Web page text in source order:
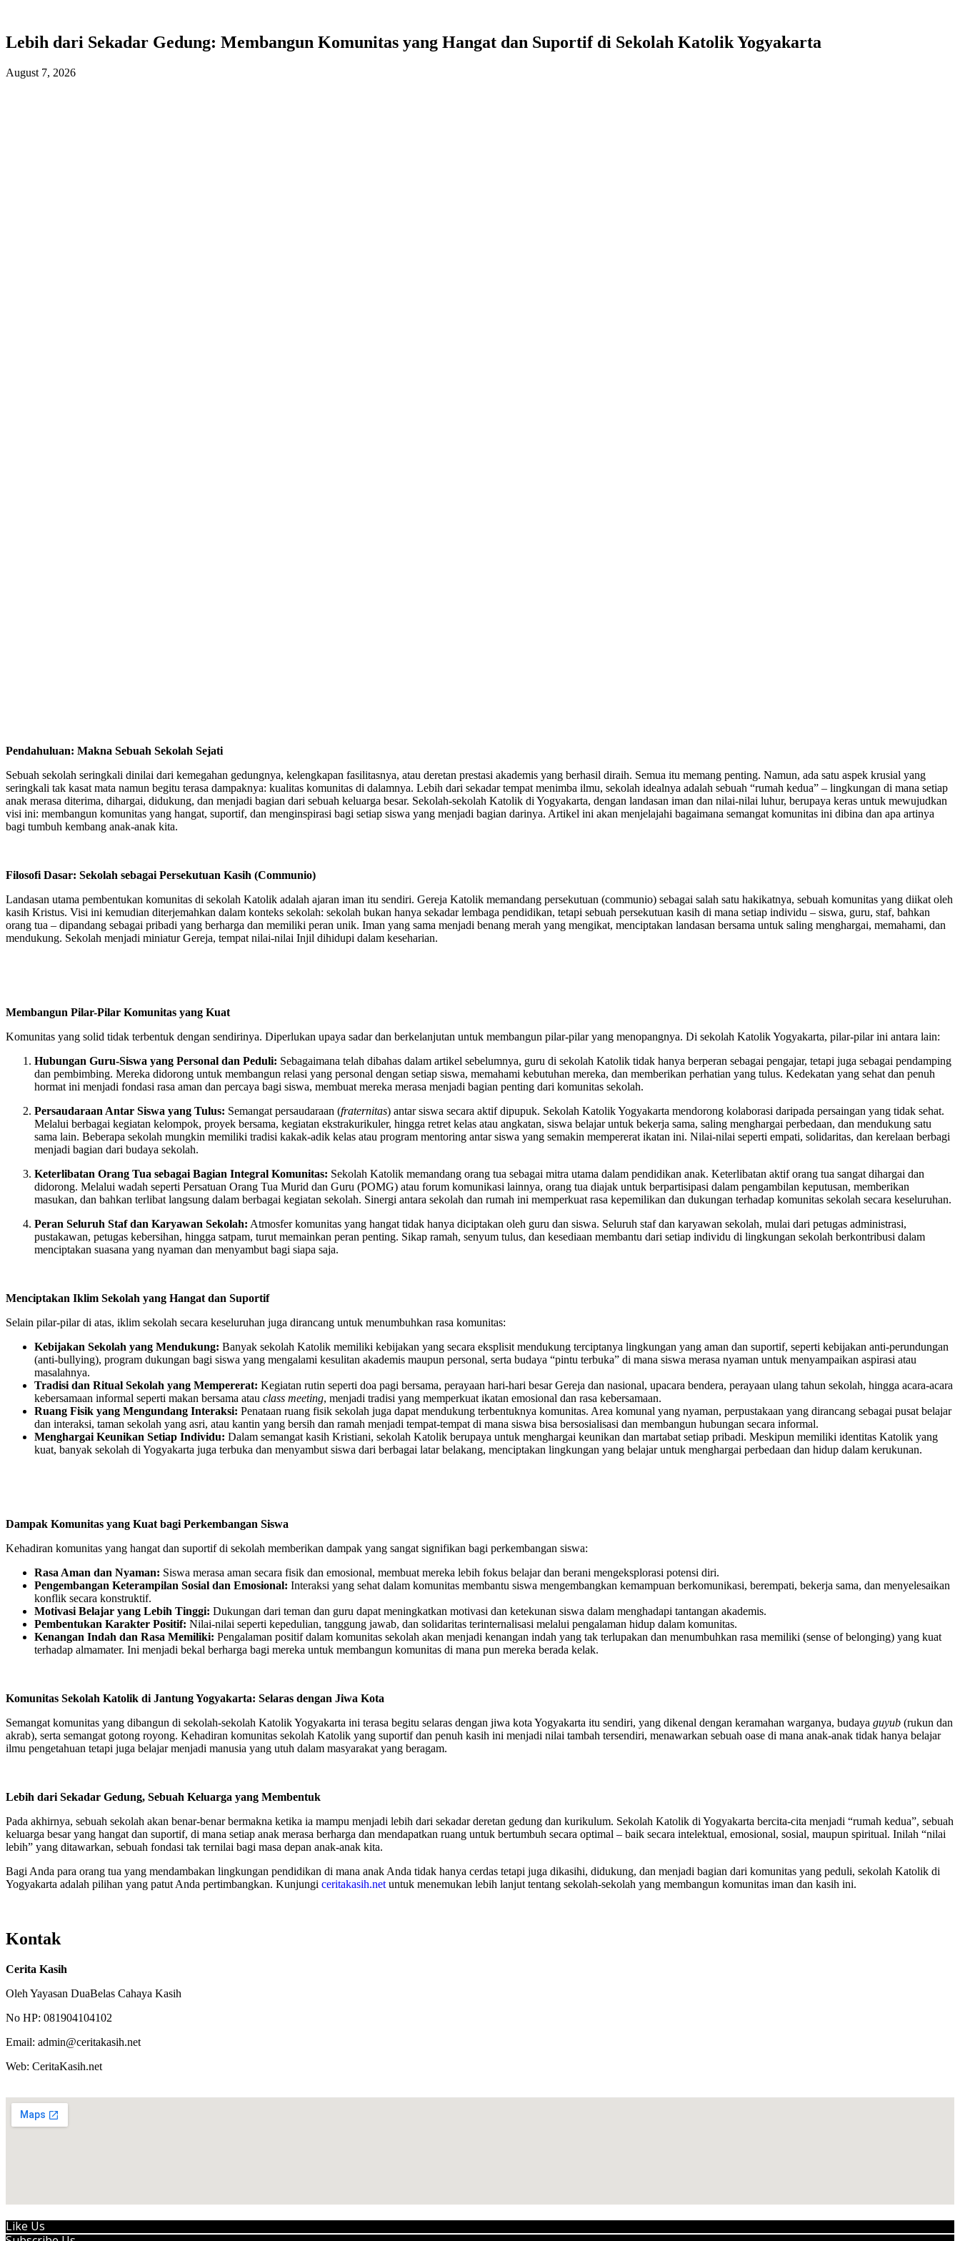
Lebih dari Sekadar Gedung: Membangun Komunitas yang Hangat dan Suportifdi Sekolah Katolik Yogyakarta
August 7, 2026
Pendahuluan: Makna Sebuah Sekolah Sejati
Sebuah sekolah seringkali dinilai dari kemegahan gedungnya, kelengkapan fasilitasnya, atau deretan prestasi akademis yang berhasil diraih. Semua itu memang penting. Namun, ada satu aspek krusial yang
seringkali tak kasat mata namun begitu terasa dampaknya: kualitas komunitas di dalamnya. Lebih dari sekadar tempat menimba ilmu, sekolah idealnya adalah sebuah “rumah kedua” – lingkungan di mana setiap
anak merasa diterima, dihargai, didukung, dan menjadi bagian dari sebuah keluarga besar. Sekolah-sekolah Katolik di Yogyakarta, dengan landasan iman dan nilai-nilai luhur, berupaya keras untuk mewujudkan
visi ini: membangun komunitas yang hangat, suportif, dan menginspirasi bagi setiap siswa yang menjadi bagian darinya. Artikel ini akan menjelajahi bagaimana semangat komunitas ini dibina dan apa artinya
bagi tumbuh kembang anak-anak kita.
Filosofi Dasar: Sekolah sebagai Persekutuan Kasih (Communio)
Landasan utama pembentukan komunitas di sekolah Katolik adalah ajaran iman itu sendiri. Gereja Katolik memandang persekutuan (communio) sebagai salah satu hakikatnya, sebuah komunitas yang diikat oleh
kasih Kristus. Visi ini kemudian diterjemahkan dalam konteks sekolah: sekolah bukan hanya sekadar lembaga pendidikan, tetapi sebuah persekutuan kasih di mana setiap individu – siswa, guru, staf, bahkan
orang tua – dipandang sebagai pribadi yang berharga dan memiliki peran unik. Iman yang sama menjadi benang merah yang mengikat, menciptakan landasan bersama untuk saling menghargai, memahami, dan
mendukung. Sekolah menjadi miniatur Gereja, tempat nilai-nilai Injil dihidupi dalam keseharian.
Membangun Pilar-Pilar Komunitas yang Kuat
Komunitas yang solid tidak terbentuk dengan sendirinya. Diperlukan upaya sadar dan berkelanjutan untuk membangun pilar-pilar yang menopangnya. Di sekolah Katolik Yogyakarta, pilar-pilar ini antara lain:
Hubungan Guru-Siswa yang Personal dan Peduli: Sebagaimana telah dibahas dalam artikel sebelumnya, guru di sekolah Katolik tidak hanya berperan sebagai pengajar, tetapi juga sebagai pendamping
dan pembimbing. Mereka didorong untuk membangun relasi yang personal dengan setiap siswa, memahami kebutuhan mereka, dan memberikan perhatian yang tulus. Kedekatan yang sehat dan penuh
hormat ini menjadi fondasi rasa aman dan percaya bagi siswa, membuat mereka merasa menjadi bagian penting dari komunitas sekolah.
Persaudaraan Antar Siswa yang Tulus: Semangat persaudaraan (fraternitas) antar siswa secara aktif dipupuk. Sekolah Katolik Yogyakarta mendorong kolaborasi daripada persaingan yang tidak sehat.
Melalui berbagai kegiatan kelompok, proyek bersama, kegiatan ekstrakurikuler, hingga retret kelas atau angkatan, siswa belajar untuk bekerja sama, saling menghargai perbedaan, dan mendukung satu
sama lain. Beberapa sekolah mungkin memiliki tradisi kakak-adik kelas atau program mentoring antar siswa yang semakin mempererat ikatan ini. Nilai-nilai seperti empati, solidaritas, dan kerelaan berbagi
menjadi bagian dari budaya sekolah.
Keterlibatan Orang Tua sebagai Bagian Integral Komunitas: Sekolah Katolik memandang orang tua sebagai mitra utama dalam pendidikan anak. Keterlibatan aktif orang tua sangat dihargai dan
didorong. Melalui wadah seperti Persatuan Orang Tua Murid dan Guru (POMG) atau forum komunikasi lainnya, orang tua diajak untuk berpartisipasi dalam pengambilan keputusan, memberikan
masukan, dan bahkan terlibat langsung dalam berbagai kegiatan sekolah. Sinergi antara sekolah dan rumah ini memperkuat rasa kepemilikan dan dukungan terhadap komunitas sekolah secara keseluruhan.
Peran Seluruh Staf dan Karyawan Sekolah: Atmosfer komunitas yang hangat tidak hanya diciptakan oleh guru dan siswa. Seluruh staf dan karyawan sekolah, mulai dari petugas administrasi,
pustakawan, petugas kebersihan, hingga satpam, turut memainkan peran penting. Sikap ramah, senyum tulus, dan kesediaan membantu dari setiap individu di lingkungan sekolah berkontribusi dalam
menciptakan suasana yang nyaman dan menyambut bagi siapa saja.
Menciptakan Iklim Sekolah yang Hangat dan Suportif
Selain pilar-pilar di atas, iklim sekolah secara keseluruhan juga dirancang untuk menumbuhkan rasa komunitas:
Kebijakan Sekolah yang Mendukung: Banyak sekolah Katolik memiliki kebijakan yang secara eksplisit mendukung terciptanya lingkungan yang aman dan suportif, seperti kebijakan anti-perundungan
(anti-bullying), program dukungan bagi siswa yang mengalami kesulitan akademis maupun personal, serta budaya “pintu terbuka” di mana siswa merasa nyaman untuk menyampaikan aspirasi atau
masalahnya.
Tradisi dan Ritual Sekolah yang Mempererat: Kegiatan rutin seperti doa pagi bersama, perayaan hari-hari besar Gereja dan nasional, upacara bendera, perayaan ulang tahun sekolah, hingga acara-acara
kebersamaan informal seperti makan bersama atau class meeting, menjadi tradisi yang memperkuat ikatan emosional dan rasa kebersamaan.
Ruang Fisik yang Mengundang Interaksi: Penataan ruang fisik sekolah juga dapat mendukung terbentuknya komunitas. Area komunal yang nyaman, perpustakaan yang dirancang sebagai pusat belajar
dan interaksi, taman sekolah yang asri, atau kantin yang bersih dan ramah menjadi tempat-tempat di mana siswa bisa bersosialisasi dan membangun hubungan secara informal.
Menghargai Keunikan Setiap Individu: Dalam semangat kasih Kristiani, sekolah Katolik berupaya untuk menghargai keunikan dan martabat setiap pribadi. Meskipun memiliki identitas Katolik yang
kuat, banyak sekolah di Yogyakarta juga terbuka dan menyambut siswa dari berbagai latar belakang, menciptakan lingkungan yang belajar untuk menghargai perbedaan dan hidup dalam kerukunan.
Dampak Komunitas yang Kuat bagi Perkembangan Siswa
Kehadiran komunitas yang hangat dan suportif di sekolah memberikan dampak yang sangat signifikan bagi perkembangan siswa:
Rasa Aman dan Nyaman: Siswa merasa aman secara fisik dan emosional, membuat mereka lebih fokus belajar dan berani mengeksplorasi potensi diri.
Pengembangan Keterampilan Sosial dan Emosional: Interaksi yang sehat dalam komunitas membantu siswa mengembangkan kemampuan berkomunikasi, berempati, bekerja sama, dan menyelesaikan
konflik secara konstruktif.
Motivasi Belajar yang Lebih Tinggi: Dukungan dari teman dan guru dapat meningkatkan motivasi dan ketekunan siswa dalam menghadapi tantangan akademis.
Pembentukan Karakter Positif: Nilai-nilai seperti kepedulian, tanggung jawab, dan solidaritas terinternalisasi melalui pengalaman hidup dalam komunitas.
Kenangan Indah dan Rasa Memiliki: Pengalaman positif dalam komunitas sekolah akan menjadi kenangan indah yang tak terlupakan dan menumbuhkan rasa memiliki (sense of belonging) yang kuat
terhadap almamater. Ini menjadi bekal berharga bagi mereka untuk membangun komunitas di mana pun mereka berada kelak.
Komunitas Sekolah Katolik di Jantung Yogyakarta: Selaras dengan Jiwa Kota
Semangat komunitas yang dibangun di sekolah-sekolah Katolik Yogyakarta ini terasa begitu selaras dengan jiwa kota Yogyakarta itu sendiri, yang dikenal dengan keramahan warganya, budaya guyub (rukun dan
akrab), serta semangat gotong royong. Kehadiran komunitas sekolah Katolik yang suportif dan penuh kasih ini menjadi nilai tambah tersendiri, menawarkan sebuah oase di mana anak-anak tidak hanya belajar
ilmu pengetahuan tetapi juga belajar menjadi manusia yang utuh dalam masyarakat yang beragam.
Lebih dari Sekadar Gedung, Sebuah Keluarga yang Membentuk
Pada akhirnya, sebuah sekolah akan benar-benar bermakna ketika ia mampu menjadi lebih dari sekadar deretan gedung dan kurikulum. Sekolah Katolik di Yogyakarta bercita-cita menjadi “rumah kedua”, sebuah
keluarga besar yang hangat dan suportif, di mana setiap anak merasa berharga dan mendapatkan ruang untuk bertumbuh secara optimal – baik secara intelektual, emosional, sosial, maupun spiritual. Inilah “nilai
lebih” yang ditawarkan, sebuah fondasi tak ternilai bagi masa depan anak-anak kita.
Bagi Anda para orang tua yang mendambakan lingkungan pendidikan di mana anak Anda tidak hanya cerdas tetapi juga dikasihi, didukung, dan menjadi bagian dari komunitas yang peduli, sekolah Katolik di
Yogyakarta adalah pilihan yang patut Anda pertimbangkan. Kunjungi ceritakasih.net untuk menemukan lebih lanjut tentang sekolah-sekolah yang membangun komunitas iman dan kasih ini.
Kontak
Cerita Kasih
Oleh Yayasan DuaBelas Cahaya Kasih
No HP: 081904104102
Email: admin@ceritakasih.net
Web: CeritaKasih.net
Like Us